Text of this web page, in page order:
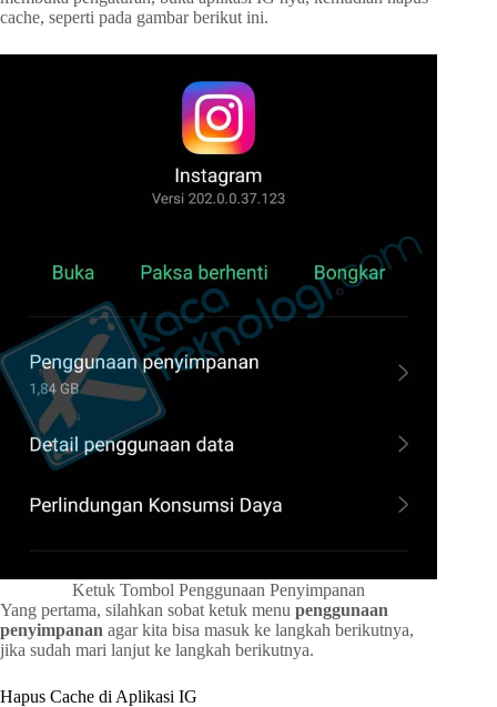
cache, seperti pada gambar berikut ini.
Ketuk Tombol Penggunaan Penyimpanan
Yang pertama, silahkan sobat ketuk menu penggunaan
penyimpanan agar kita bisa masuk ke langkah berikutnya,
jika sudah mari lanjut ke langkah berikutnya.
Hapus Cache di Aplikasi IG